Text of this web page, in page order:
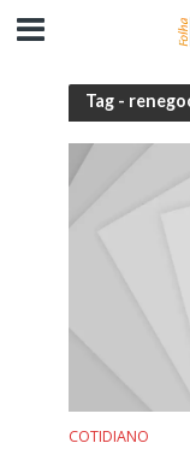
Tag -
COTIDIANO